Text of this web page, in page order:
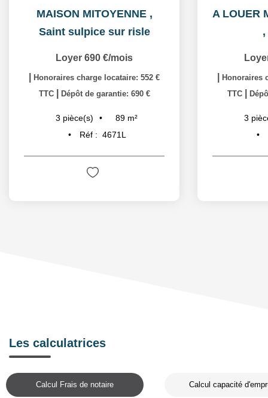
MAISON MITOYENNE ,
Saint sulpice sur risle
Loyer 690 €/mois
Honoraires charge locataire: 552 €
TTC
Dépôt de garantie: 690 €
3 pièce(s) 89 m²
Réf : 4671L
,
Honoraires
TTC
3
Les calculatrices
Calcul Frais de notaire Calcul capacité